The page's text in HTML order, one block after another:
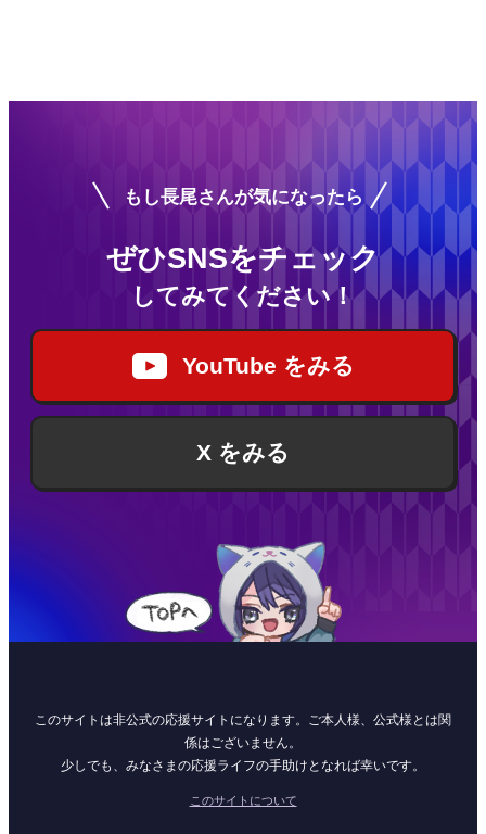
もし長尾さんが気になったら
ぜひSNSをチェック
してみてください！
YouTube をみる
X をみる
このサイトは非公式の応援サイトになります。ご本人様、公式様とは関
係はございません。
少しでも、みなさまの応援ライフの手助けとなれば幸いです。
このサイトについて